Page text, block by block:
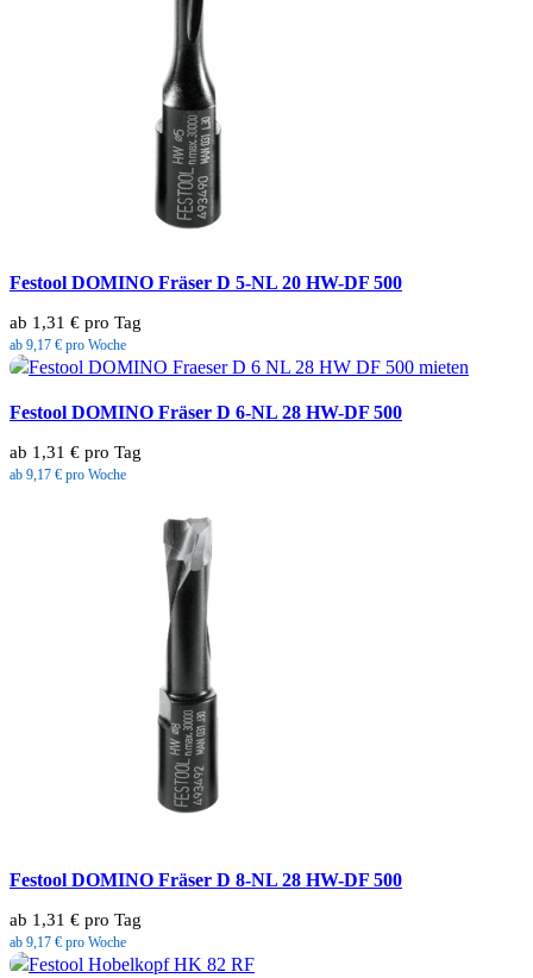
Festool DOMINO Fräser D 5-NL 20 HW-DF 500
ab 1,31 € pro Tag
ab 9,17 € pro Woche
Festool DOMINO Fräser D 6-NL 28 HW-DF 500
ab 1,31 € pro Tag
ab 9,17 € pro Woche
Festool DOMINO Fräser D 8-NL 28 HW-DF 500
ab 1,31 € pro Tag
ab 9,17 € pro Woche